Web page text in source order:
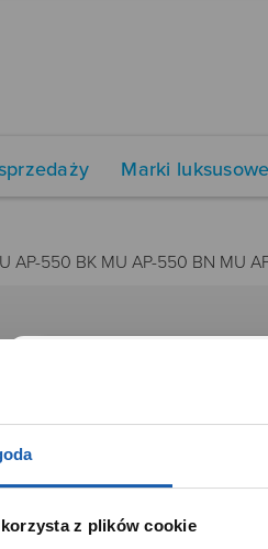
z plików cookie
Marki luksusowe
AP-550 BK MU AP-550 BN MU
Instrumenty muzyczne
Kalkulatory